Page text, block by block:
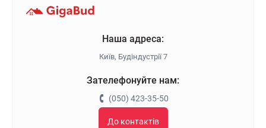
Наша адреса:
Київ, Будіндустрії 7
Зателефонуйте нам:
(050) 423-35-50
До контактів